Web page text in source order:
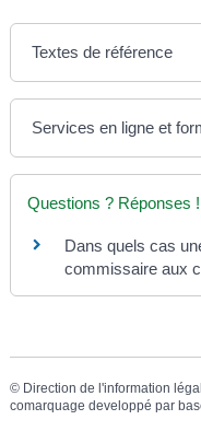
Textes de référence
Services en ligne et
Questions ? Réponses !
Dans quels cas
commissaire aux
© Direction de l'information
comarquage developpé par